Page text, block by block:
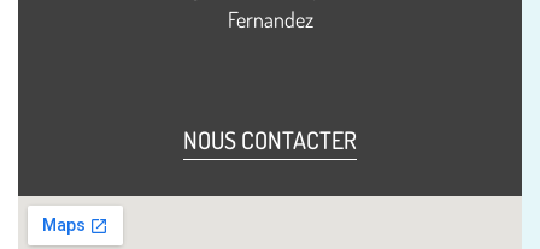
Fernandez
NOUS CONTACTER